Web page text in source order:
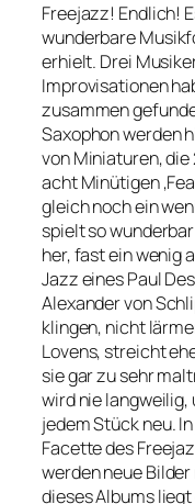
Freejazz! Endlich!
wunderbare
erhielt. Drei
Improvisationen
zusammen
Saxophon werden
von Miniaturen, die
acht Minütigen
gleich noch ein
spielt so
her, fast ein wenig
Jazz eines Paul
Alexander von
klingen, nicht
Lovens, streicht
sie gar zu sehr
wird nie langweilig,
jedem Stück neu.
Facette des
werden neue
dieses Albums